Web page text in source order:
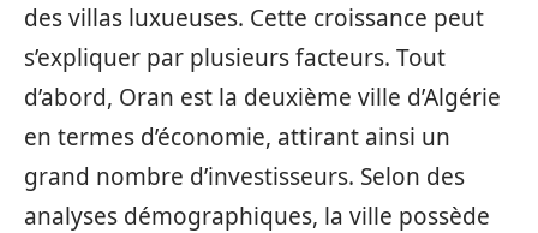
des villas luxueuses. Cette croissance peut
s’expliquer par plusieurs facteurs. Tout
d’abord, Oran est la deuxième ville d’Algérie
en termes d’économie, attirant ainsi un
grand nombre d’investisseurs. Selon des
analyses démographiques, la ville possède